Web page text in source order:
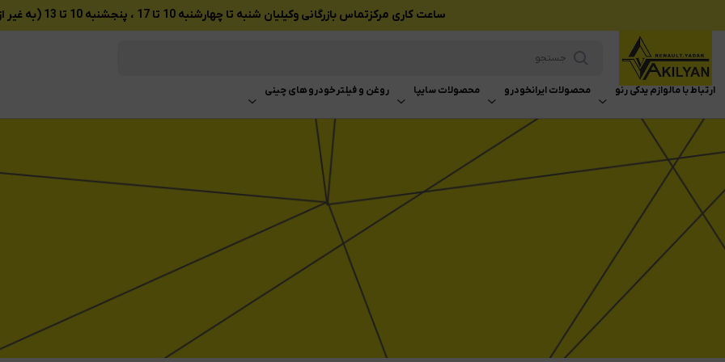
ساعت کاری مرکزتماس بازرگانی وکیلیان شنبه تا چهارشنبه 10 تا 17 ، پنجشنبه 10 تا 13 (به غیر از تعطیلات رسمی)
ارتباط با مالوازم یدکی رنو محصولات ایرانخودرو محصولات سایپا روغن و فیلتر خودرو های چینی